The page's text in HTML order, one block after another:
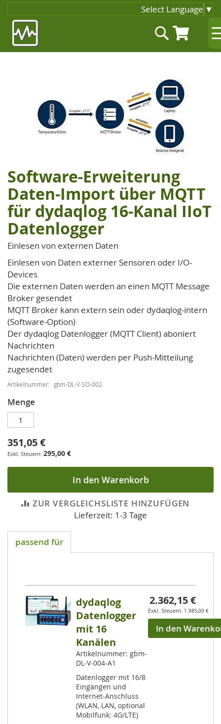
Select Language ▼
Inhalt
springen
Suche
Bildgalerie
springen
Zum
Anfang
der
Bildgalerie
springen
Software-Erweiterung
Daten-Import über MQTT
für dydaqlog 16-Kanal IIoT
Datenlogger
Einlesen von externen Daten
Einlesen von Daten externer Sensoren oder I/O-
Devices
Die externen Daten werden an einen MQTT Message
Broker gesendet
MQTT Broker kann extern sein oder dydaqlog-intern
(Software-Option)
Der dydaqlog Datenlogger (MQTT Client) aboniert
Nachrichten
Nachrichten (Daten) werden per Push-Mitteilung
zugesendet
Artikelnummer gbm-DL-V-SO-002
Menge
351,05 €
295,00 €
In den Warenkorb
ZUR VERGLEICHSLISTE HINZUFÜGEN
Lieferzeit: 1-3 Tage
passend für
dydaqlog
Datenlogger
mit 16
Kanälen
Artikelnummer: gbm-
DL-V-004-A1
Datenlogger mit 16/8
Eingängen und
Internet-Anschluss
(WLAN, LAN, optional
Mobilfunk: 4G/LTE)
2.362,15 €
1.985,00 €
In den